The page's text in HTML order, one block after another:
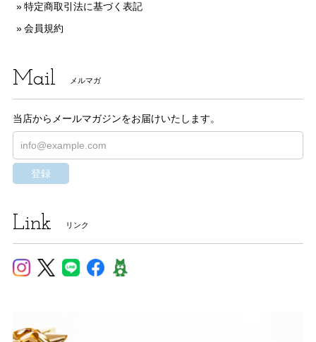
特定商取引法に基づく表記
会員規約
Mail メルマガ
当店からメールマガジンをお届けいたします。
登録
Link リンク